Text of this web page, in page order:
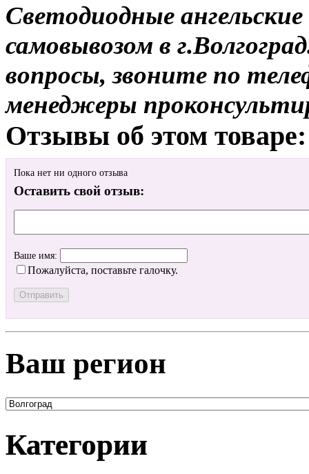
Светодиодные
самовывозом в
вопросы, звоните по
менеджеры
Отзывы об этом товаре:
Пока нет ни одного отзыва
Оставить свой отзыв:
Ваше имя:
Пожалуйста, поставьте галочку.
Ваш регион
Категории